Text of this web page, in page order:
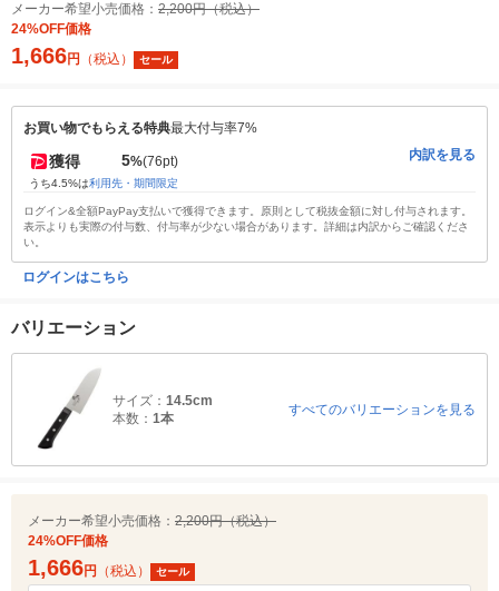
メーカー希望小売価格： 2,200円（税込）
24%OFF価格
1,666円 （税込） セール
お買い物でもらえる特典最大付与率7%
獲得 5%(76pt)
うち4.5%は利用先・期間限定
内訳を見る
ログイン&全額PayPay支払いで獲得できます。原則として税抜金額に対し付与されます。
表示よりも実際の付与数、付与率が少ない場合があります。詳細は内訳からご確認くださ
い。
ログインはこちら
バリエーション
サイズ： 14.5cm
本数： 1本
すべてのバリエーションを見る
メーカー希望小売価格： 2,200円（税込）
24%OFF価格
1,666円 （税込） セール